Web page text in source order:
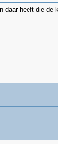
daar heeft die de